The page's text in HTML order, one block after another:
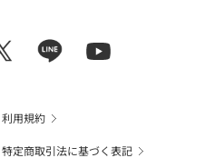
利用規約
特定商取引法に基づく表記